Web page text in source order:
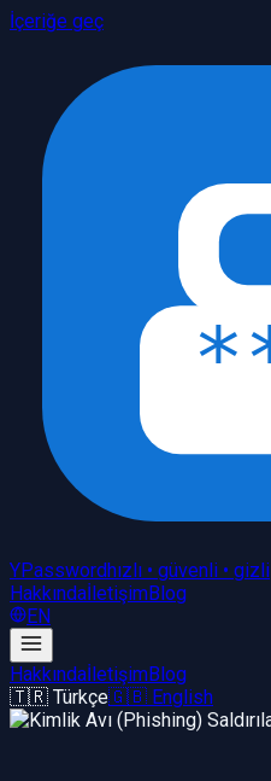
İçeriğe geç
YPasswordhızlı • güvenli • gizli
HakkındaİletişimBlog
EN
HakkındaİletişimBlog
🇹🇷 Türkçe🇬🇧 English